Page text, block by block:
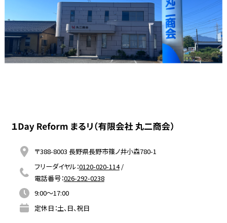
〒388-8003 長野県長野市篠ノ井小森780-1
フリーダイヤル：0120-020-114/
電話番号：026-292-0238
9:00～17:00
定休日：土、日、祝日